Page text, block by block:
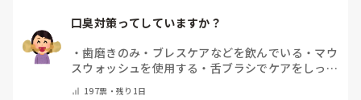
口臭対策ってしていますか？
・歯磨きのみ ・ ブレスケアなどを飲んでいる ・ マウ
スウォッシュを使用する ・ 舌ブラシでケアをしっか
197票・残り1日